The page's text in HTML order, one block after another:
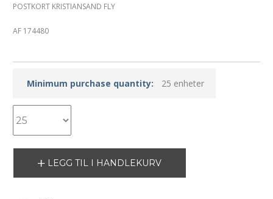
POSTKORT KRISTIANSAND FLY
AF 174480
Minimum purchase quantity: 25 enheter
LEGG TIL I HANDLEKURV